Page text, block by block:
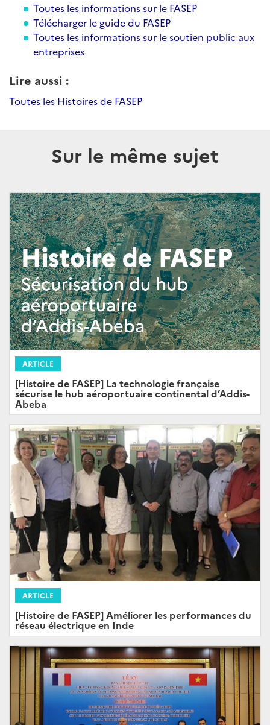
Toutes les informations sur le FASEP
Télécharger le guide du FASEP
Toutes les informations sur le soutien public aux
entreprises
Lire aussi :
Toutes les Histoires de FASEP
Sur le même sujet
ARTICLE
[Histoire de FASEP] La technologie française
sécurise le hub aéroportuaire continental d’Addis-
Abeba
ARTICLE
[Histoire de FASEP] Améliorer les performances du
réseau électrique en Inde